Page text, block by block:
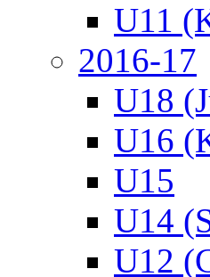
U11
2016-17
U18
U16
U15
U14
U12